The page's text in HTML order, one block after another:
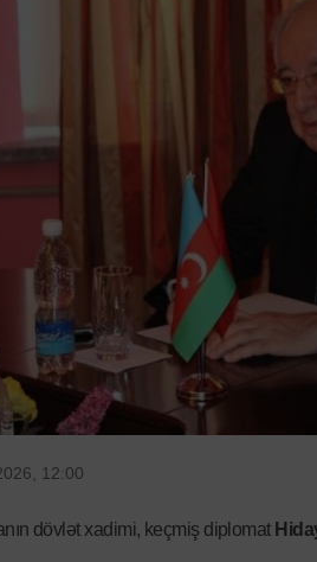
12:00
dövlət xadimi, keçmiş diplomat